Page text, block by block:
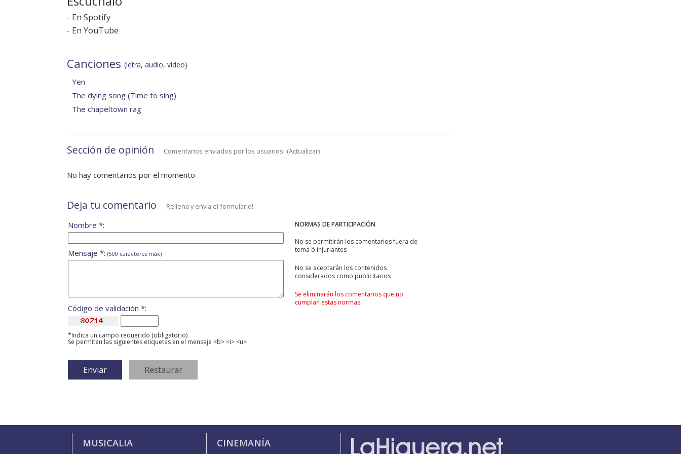
- En Spotify
- En YouTube
Canciones (letra, audio, vídeo)
Yen
The dying song (Time to sing)
The chapeltown rag
Sección de opinión Comentarios enviados por los usuarios! (Actualizar)
No hay comentarios por el momento
Deja tu comentario Rellena y envía el formulario!
NORMAS DE PARTICIPACIÓN
No se permitirán los comentarios fuera de
tema ó injuriantes
No se aceptarán los contenidos
considerados como publicitarios
Se eliminarán los comentarios que no
cumplan estas normas
Nombre *:
Mensaje *: (500 caracteres máx)
Código de validación *:
*Indica un campo requerido (obligatorio)
Se permiten las siguientes etiquetas en el mensaje <b> <i> <u>
MUSICALIA CINEMANÍA